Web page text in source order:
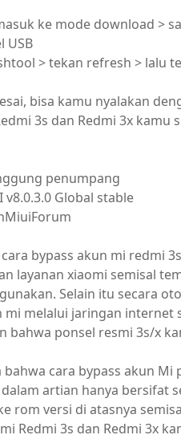
ke mode download >
USB
> tekan refresh > lalu
bisa kamu nyalakan
3s dan Redmi 3x
penumpang
Global stable
bypass akun mi redmi
layanan xiaomi semisal
Selain itu secara
mi melalui jaringan
bahwa ponsel resmi 3s/x
cara bypass akun Mi
artian hanya bersifat
rom versi di atasnya
Redmi 3s dan Redmi 3x